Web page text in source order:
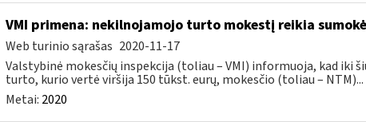
VMI primena: nekilnojamojo turto mokestį reikia
Web turinio sąrašas 2020-11-17
Valstybinė mokesčių inspekcija (toliau – VMI) informuoja, kad iki
turto, kurio vertė viršija 150 tūkst. eurų, mokesčio (toliau – NTM)...
Metai: 2020